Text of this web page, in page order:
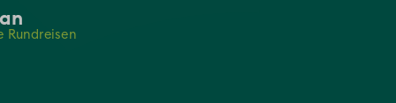
Rundreisen